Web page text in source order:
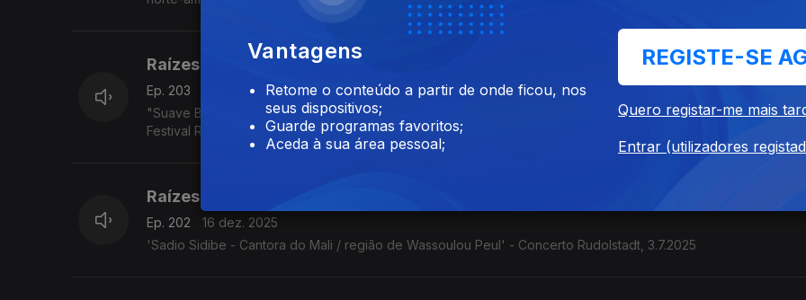
Raízes
Ep. 203
17 dez. 2025
"Suave Bruta - Eda Diaz - Toque francês, estilo colombiano" Contrabaixista e cantora. (França / Colômbia).
Festival Rudolstadt. 5.7.2025
Raízes
Ep. 202
16 dez. 2025
'Sadio Sidibe - Cantora do Mali / região de Wassoulou Peul' - Concerto Rudolstadt, 3.7.2025
Vantagens
Retome o conteúdo a partir de onde ficou, nos
seus dispositivos;
Guarde programas favoritos;
Aceda à sua área pessoal;
REGISTE-SE
Quero registar-me mais
Entrar (utilizadores